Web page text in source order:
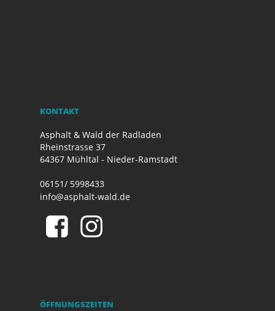
KONTAKT
Asphalt & Wald der Radladen
Rheinstrasse 37
64367 Mühltal - Nieder-Ramstadt
06151/ 5998433
info@asphalt-wald.de
ÖFFNUNGSZEITEN